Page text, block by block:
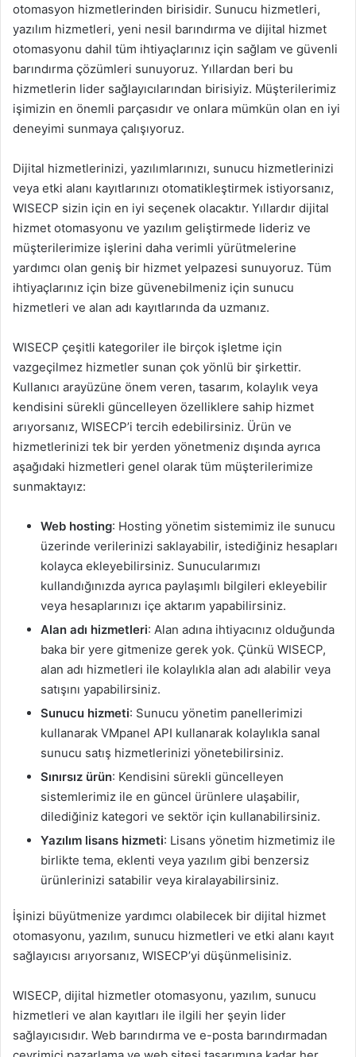
otomasyon hizmetlerinden birisidir. Sunucu hizmetleri,
yazılım hizmetleri, yeni nesil barındırma ve dijital hizmet
otomasyonu dahil tüm ihtiyaçlarınız için sağlam ve güvenli
barındırma çözümleri sunuyoruz. Yıllardan beri bu
hizmetlerin lider sağlayıcılarından birisiyiz. Müşterilerimiz
işimizin en önemli parçasıdır ve onlara mümkün olan en iyi
deneyimi sunmaya çalışıyoruz.
Dijital hizmetlerinizi, yazılımlarınızı, sunucu hizmetlerinizi
veya etki alanı kayıtlarınızı otomatikleştirmek istiyorsanız,
WISECP sizin için en iyi seçenek olacaktır. Yıllardır dijital
hizmet otomasyonu ve yazılım geliştirmede lideriz ve
müşterilerimize işlerini daha verimli yürütmelerine
yardımcı olan geniş bir hizmet yelpazesi sunuyoruz. Tüm
ihtiyaçlarınız için bize güvenebilmeniz için sunucu
hizmetleri ve alan adı kayıtlarında da uzmanız.
WISECP çeşitli kategoriler ile birçok işletme için
vazgeçilmez hizmetler sunan çok yönlü bir şirkettir.
Kullanıcı arayüzüne önem veren, tasarım, kolaylık veya
kendisini sürekli güncelleyen özelliklere sahip hizmet
arıyorsanız, WISECP’i tercih edebilirsiniz. Ürün ve
hizmetlerinizi tek bir yerden yönetmeniz dışında ayrıca
aşağıdaki hizmetleri genel olarak tüm müşterilerimize
sunmaktayız:
Web hosting: Hosting yönetim sistemimiz ile sunucu
üzerinde verilerinizi saklayabilir, istediğiniz hesapları
kolayca ekleyebilirsiniz. Sunucularımızı
kullandığınızda ayrıca paylaşımlı bilgileri ekleyebilir
veya hesaplarınızı içe aktarım yapabilirsiniz.
Alan adı hizmetleri: Alan adına ihtiyacınız olduğunda
baka bir yere gitmenize gerek yok. Çünkü WISECP,
alan adı hizmetleri ile kolaylıkla alan adı alabilir veya
satışını yapabilirsiniz.
Sunucu hizmeti: Sunucu yönetim panellerimizi
kullanarak VMpanel API kullanarak kolaylıkla sanal
sunucu satış hizmetlerinizi yönetebilirsiniz.
Sınırsız ürün: Kendisini sürekli güncelleyen
sistemlerimiz ile en güncel ürünlere ulaşabilir,
dilediğiniz kategori ve sektör için kullanabilirsiniz.
Yazılım lisans hizmeti: Lisans yönetim hizmetimiz ile
birlikte tema, eklenti veya yazılım gibi benzersiz
ürünlerinizi satabilir veya kiralayabilirsiniz.
İşinizi büyütmenize yardımcı olabilecek bir dijital hizmet
otomasyonu, yazılım, sunucu hizmetleri ve etki alanı kayıt
sağlayıcısı arıyorsanız, WISECP’yi düşünmelisiniz.
WISECP, dijital hizmetler otomasyonu, yazılım, sunucu
hizmetleri ve alan kayıtları ile ilgili her şeyin lider
sağlayıcısıdır. Web barındırma ve e-posta barındırmadan